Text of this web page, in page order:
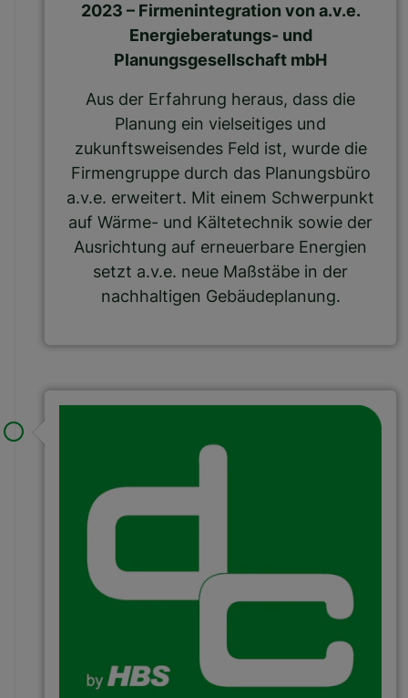
2023 – Firmenintegration von a.v.e.
Energieberatungs- und
Planungsgesellschaft mbH
Aus der Erfahrung heraus, dass die
Planung ein vielseitiges und
zukunftsweisendes Feld ist, wurde die
Firmengruppe durch das Planungsbüro
a.v.e. erweitert. Mit einem Schwerpunkt
auf Wärme- und Kältetechnik sowie der
Ausrichtung auf erneuerbare Energien
setzt a.v.e. neue Maßstäbe in der
nachhaltigen Gebäudeplanung.